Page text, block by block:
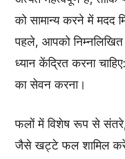
को सामान्य करने में
पहले, आपको निम्नलिखित
ध्यान केंद्रित करना
का सेवन करना।
फलों में विशेष रूप से
जैसे खट्टे फल शामिल